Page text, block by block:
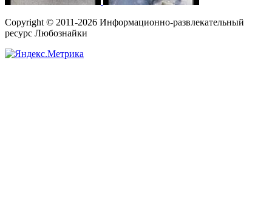
Copyright © 2011-2026 Информационно-развлекательный
ресурс Любознайки